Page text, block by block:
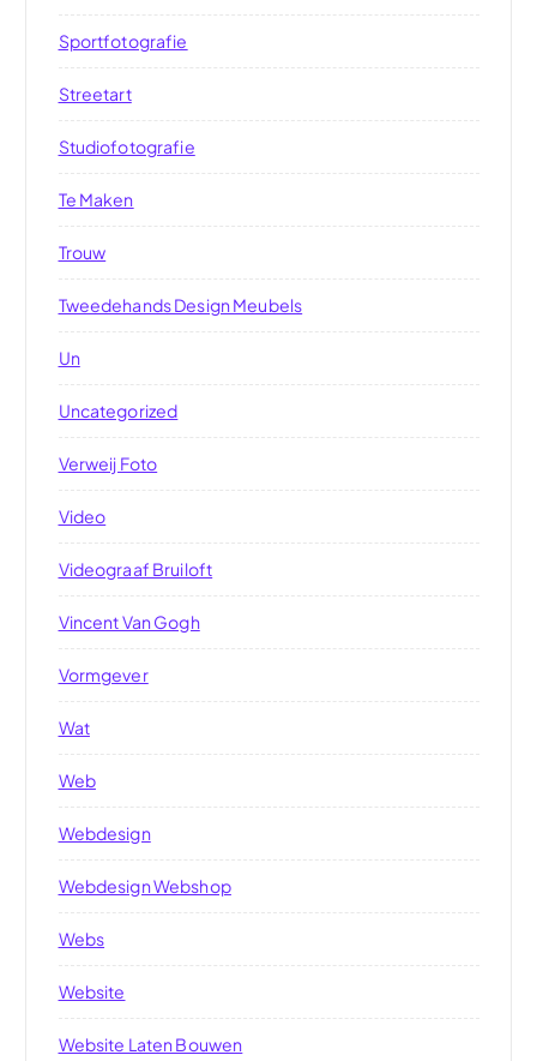
Sportfotografie
Streetart
Studiofotografie
Te Maken
Trouw
Tweedehands Design Meubels
Un
Uncategorized
Verweij Foto
Video
Videograaf Bruiloft
Vincent Van Gogh
Vormgever
Wat
Web
Webdesign
Webdesign Webshop
Webs
Website
Website Laten Bouwen